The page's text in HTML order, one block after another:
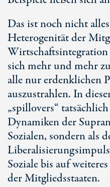
Das ist noch nicht
Heterogenität der
sich mehr und mehr
alle nur erdenklichen
auszustrahlen. In
„spillovers“
Dynamiken der
Sozialen, sondern als
Soziale bis auf
der Mitgliedsstaaten.